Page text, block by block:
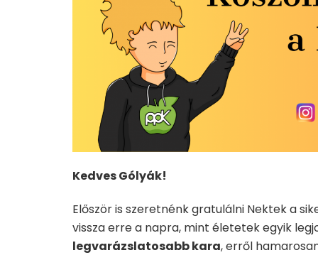
Kedves Gólyák!
Először is szeretnénk gratulálni Nektek a
vissza erre a napra, mint életetek egyik
legvarázslatosabb kara, erről